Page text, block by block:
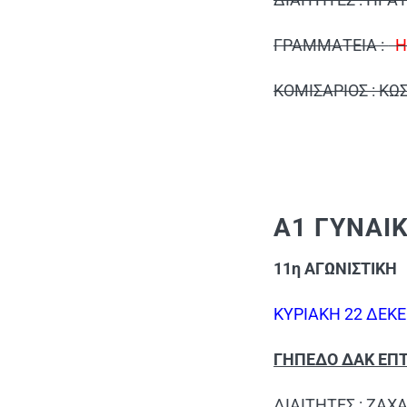
ΓΡΑΜΜΑΤΕΙΑ :
ΚΟΜΙΣΑΡΙΟΣ :
Α1
11η ΑΓΩΝΙΣΤΙΚΗ
ΚΥΡΙΑΚΗ 22
ΓΗΠΕΔΟ ΔΑΚ